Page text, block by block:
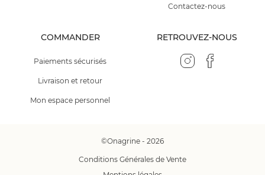
Contactez-nous
COMMANDER
Paiements sécurisés
Livraison et retour
Mon espace personnel
RETROUVEZ-NOUS
©Onagrine - 2026
Conditions Générales de Vente